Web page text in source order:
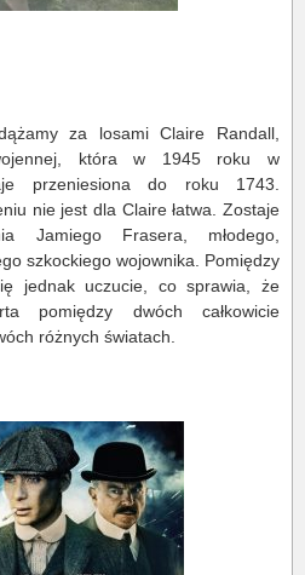
za losami Claire Randall,
która w 1945 roku w
przeniesiona do roku 1743.
nie jest dla Claire łatwa. Zostaje
Jamiego Frasera, młodego,
szkockiego wojownika. Pomiędzy
jednak uczucie, co sprawia, że
pomiędzy dwóch całkowicie
różnych światach.